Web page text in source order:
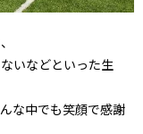
いなどといった生
な中でも笑顔で感謝